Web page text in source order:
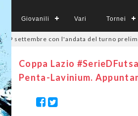
Giovanili Vari Tornei
con l'andata del turno preliminare: il
Coppa Lazio
Penta-Lavinium.